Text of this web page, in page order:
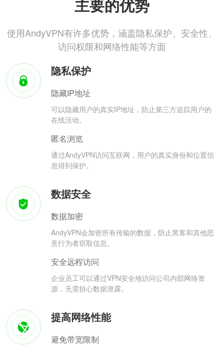
主要的优势
使用AndyVPN有许多优势，涵盖隐私保护、安全性、
访问权限和网络性能等方面
隐私保护
隐藏IP地址
可以隐藏用户的真实IP地址，防止第三方追踪用户的
在线活动。
匿名浏览
通过AndyVPN访问互联网，用户的真实身份和位置信
息得到保护。
数据安全
数据加密
AndyVPN会加密所有传输的数据，防止黑客和其他恶
意行为者窃取信息。
安全远程访问
企业员工可以通过VPN安全地访问公司内部网络资
源，无需担心数据泄露。
提高网络性能
避免带宽限制